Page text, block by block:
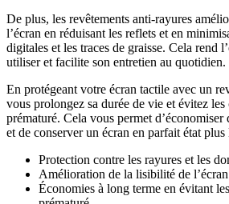
De plus, les revêtements anti-rayures
l’écran en réduisant les reflets et en
digitales et les traces de graisse. Cela rend
utiliser et facilite son entretien au quotidien.
En protégeant votre écran tactile avec un
vous prolongez sa durée de vie et évitez
prématuré. Cela vous permet d’économiser
et de conserver un écran en parfait état plus
Protection contre les rayures et les
Amélioration de la lisibilité de l’écran
Économies à long terme en évitant